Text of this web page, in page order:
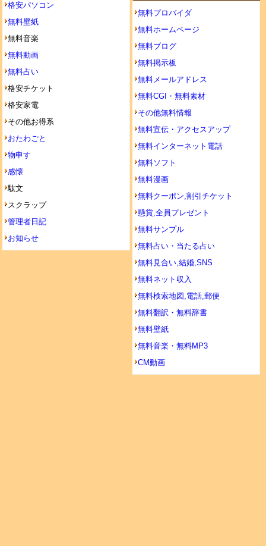
格安パソコン
無料壁紙
無料音楽
無料動画
無料占い
格安チケット
格安家電
その他お得系
おたわごと
物申す
感懐
駄文
スクラップ
管理者日記
お知らせ
無料プロバイダ
無料ホームページ
無料ブログ
無料掲示板
無料メールアドレス
無料CGI・無料素材
その他無料情報
無料宣伝・アクセスアップ
無料インターネット電話
無料ソフト
無料漫画
無料クーポン,割引チケット
懸賞,全員プレゼント
無料サンプル
無料占い・当たる占い
無料見合い,結婚,SNS
無料ネット収入
無料検索地図,電話,郵便
無料翻訳・無料辞書
無料壁紙
無料音楽・無料MP3
CM動画